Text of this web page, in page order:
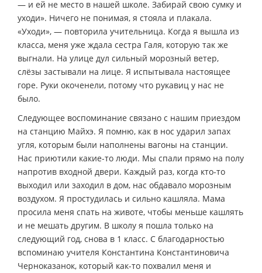
— и ей не место в нашей школе. Забирай свою сумку и
уходи». Ничего не понимая, я стояла и плакала.
«Уходи», — повторила учительница. Когда я вышла из
класса, меня уже ждала сестра Галя, которую так же
выгнали. На улице дул сильный морозный ветер,
слёзы застывали на лице. Я испытывала настоящее
горе. Руки окоченели, потому что рукавиц у нас не
было.
Следующее воспоминание связано с нашим приездом
на станцию Майхэ. Я помню, как в нос ударил запах
угля, которым были наполнены вагоны на станции.
Нас приютили какие-то люди. Мы спали прямо на полу
напротив входной двери. Каждый раз, когда кто-то
выходил или заходил в дом, нас обдавало морозным
воздухом. Я простудилась и сильно кашляла. Мама
просила меня спать на животе, чтобы меньше кашлять
и не мешать другим. В школу я пошла только на
следующий год, снова в 1 класс. С благодарностью
вспоминаю учителя Константина Константиновича
Черноказанок, который как-то похвалил меня и